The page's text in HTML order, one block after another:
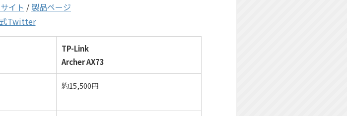
イト / 製品ページ
Twitter
TP-Link
Archer AX73
約15,500円